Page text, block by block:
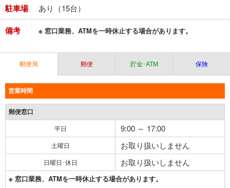
駐車場 あり（15台）
備考 ※ 窓口業務、ATMを一時休止する場合があります。
郵便局 郵便 貯金･ATM 保険
営業時間
郵便窓口
平日 9:00 ～ 17:00
土曜日 お取り扱いしません
日曜日･休日 お取り扱いしません
※ 窓口業務、ATMを一時休止する場合があります。